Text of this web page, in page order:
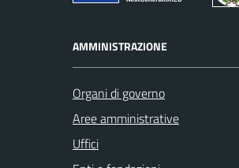
AMMINISTRAZIONE
Organi di governo
Aree amministrative
Uffici